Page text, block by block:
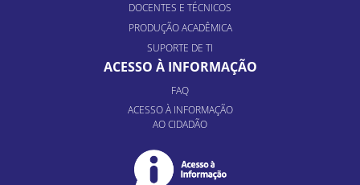
DOCENTES E TÉCNICOS
PRODUÇÃO ACADÊMICA
SUPORTE DE TI
ACESSO À INFORMAÇÃO
FAQ
ACESSO À INFORMAÇÃO
AO CIDADÃO